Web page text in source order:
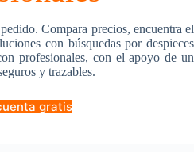
Compara precios, encuentra el
con búsquedas por despieces
profesionales, con el apoyo de un
y trazables.
gratis